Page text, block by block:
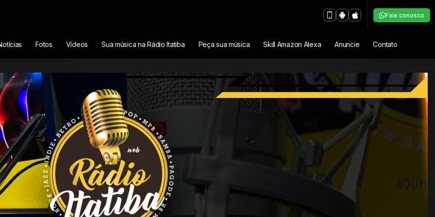
com Rafael Schmidt
Fale conosco
Fotos Vídeos Sua música na Rádio Itatiba Peça sua música Skill Amazon Alexa Anuncie Contato